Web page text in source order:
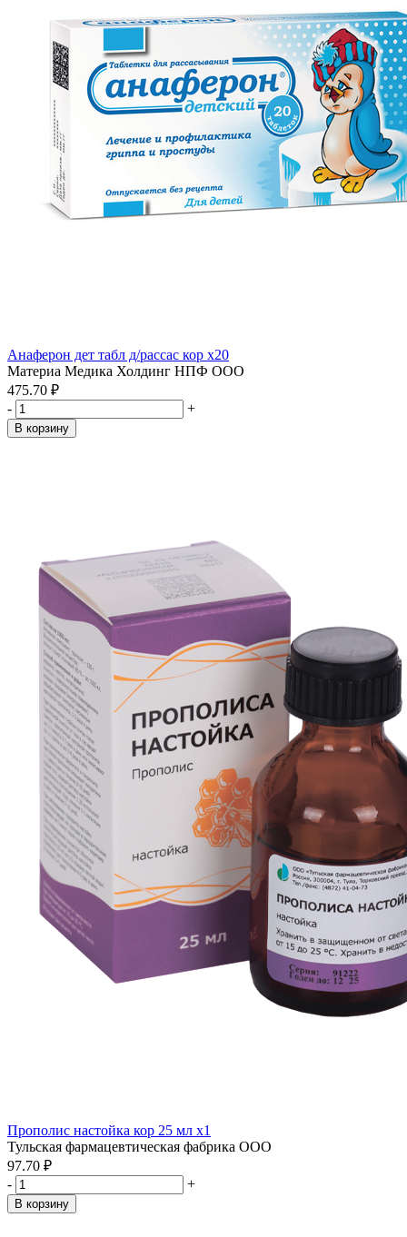
Анаферон дет табл д/рассас кор x20
Материа Медика Холдинг НПФ ООО
475.70 ₽
-
+
В корзину
Прополис настойка кор 25 мл x1
Тульская фармацевтическая фабрика ООО
97.70 ₽
-
+
В корзину